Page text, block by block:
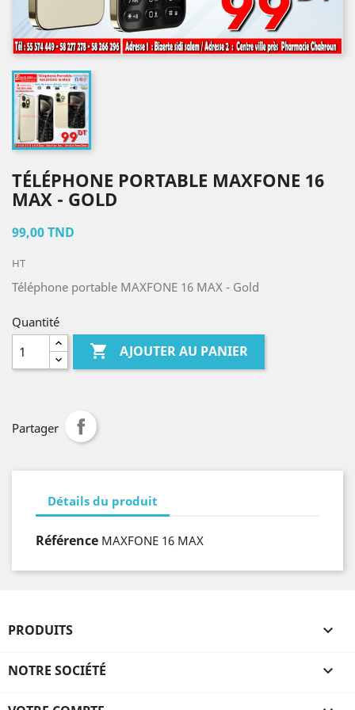
TÉLÉPHONE PORTABLE MAXFONE 16
MAX - GOLD
99,00 TND
HT
Téléphone portable MAXFONE 16 MAX - Gold
Quantité
 AJOUTER AU PANIER
Partager
Détails du produit
Référence MAXFONE 16 MAX
PRODUITS 
NOTRE SOCIÉTÉ 